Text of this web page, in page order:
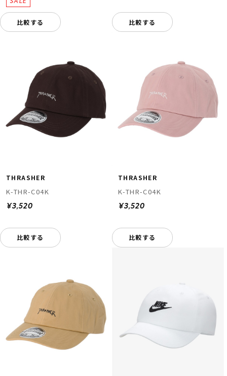
比較する 比較する
THRASHER
K-THR-C04K
¥3,520
比較する
THRASHER
K-THR-C04K
¥3,520
比較する